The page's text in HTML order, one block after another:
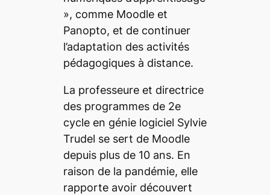
», comme Moodle et
Panopto, et de continuer
l’adaptation des activités
pédagogiques à distance.
La professeure et directrice
des programmes de 2e
cycle en génie logiciel Sylvie
Trudel se sert de Moodle
depuis plus de 10 ans. En
raison de la pandémie, elle
rapporte avoir découvert